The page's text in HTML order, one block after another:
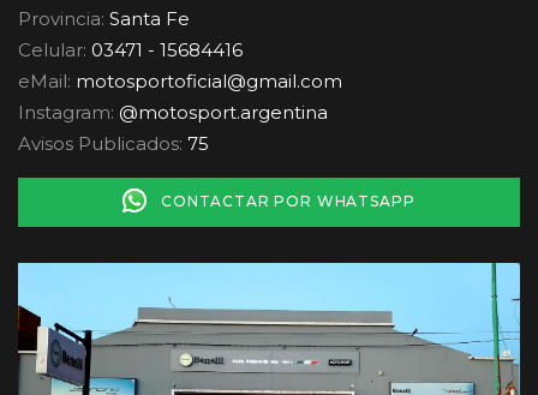
Provincia: Santa Fe
Celular: 03471 - 15684416
eMail: motosportoficial@gmail.com
Instagram: @motosport.argentina
Avisos Publicados: 75
CONTACTAR POR WHATSAPP